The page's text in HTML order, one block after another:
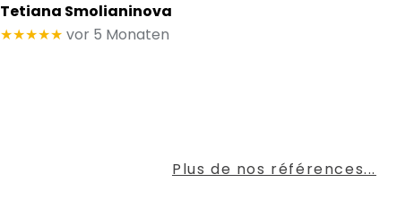
Tetiana Smolianinova
★★★★★ vor 5 Monaten
Plus de nos références...